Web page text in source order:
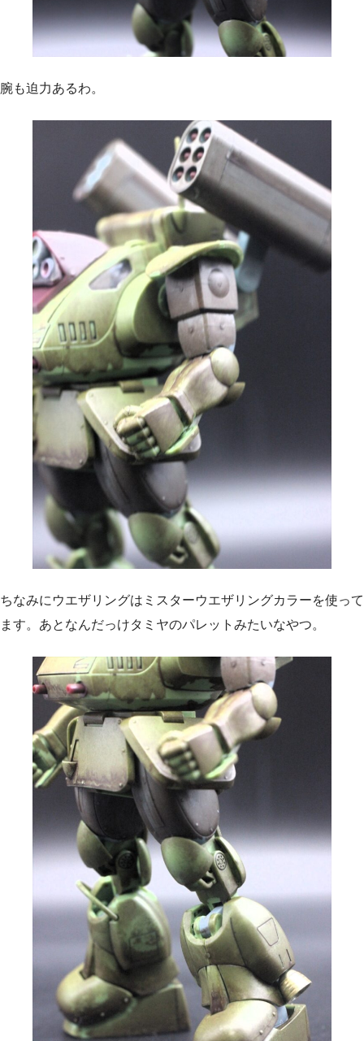
腕も迫力あるわ。
ちなみにウエザリングはミスターウエザリングカラーを使って
ます。あとなんだっけタミヤのパレットみたいなやつ。